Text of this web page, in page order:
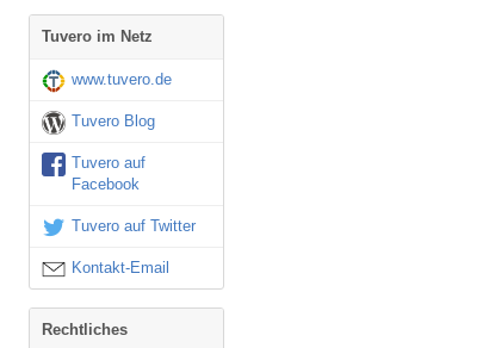
Tuvero im Netz
www.tuvero.de
Tuvero Blog
Tuvero auf
Facebook
Tuvero auf Twitter
Kontakt-Email
Rechtliches